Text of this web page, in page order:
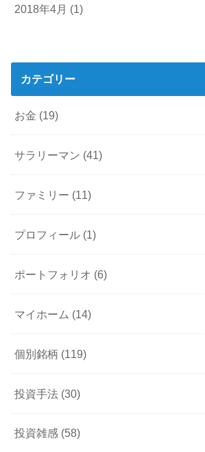
2018年4月 (1)
カテゴリー
お金 (19)
サラリーマン (41)
ファミリー (11)
プロフィール (1)
ポートフォリオ (6)
マイホーム (14)
個別銘柄 (119)
投資手法 (30)
投資雑感 (58)